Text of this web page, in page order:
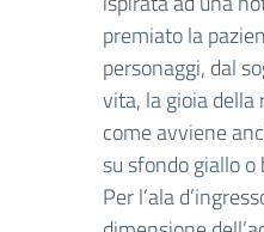
premiato la
personaggi, dal
vita, la gioia della
come avviene
su sfondo giallo
Per l’ala